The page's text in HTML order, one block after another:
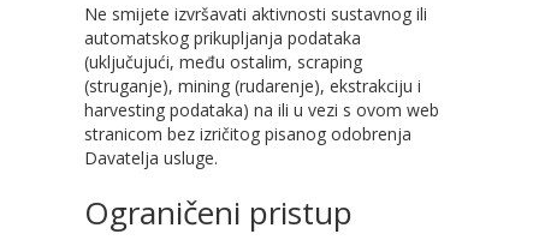
Ne smijete izvršavati aktivnosti sustavnog ili
automatskog prikupljanja podataka
(uključujući, među ostalim, scraping
(struganje), mining (rudarenje), ekstrakciju i
harvesting podataka) na ili u vezi s ovom web
stranicom bez izričitog pisanog odobrenja
Davatelja usluge.
Ograničeni pristup